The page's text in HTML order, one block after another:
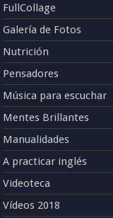
FullCollage
Galería de Fotos
Nutrición
Pensadores
Música para escuchar
Mentes Brillantes
Manualidades
A practicar inglés
Videoteca
Vídeos 2018